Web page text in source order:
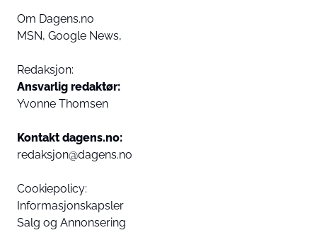
Om Dagens.no
MSN, Google News,
Redaksjon:
Ansvarlig redaktør:
Yvonne Thomsen
Kontakt dagens.no:
redaksjon@dagens.no
Cookiepolicy:
Informasjonskapsler
Salg og Annonsering